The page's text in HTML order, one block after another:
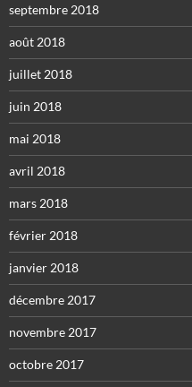
septembre 2018
août 2018
juillet 2018
juin 2018
mai 2018
avril 2018
mars 2018
février 2018
janvier 2018
décembre 2017
novembre 2017
octobre 2017